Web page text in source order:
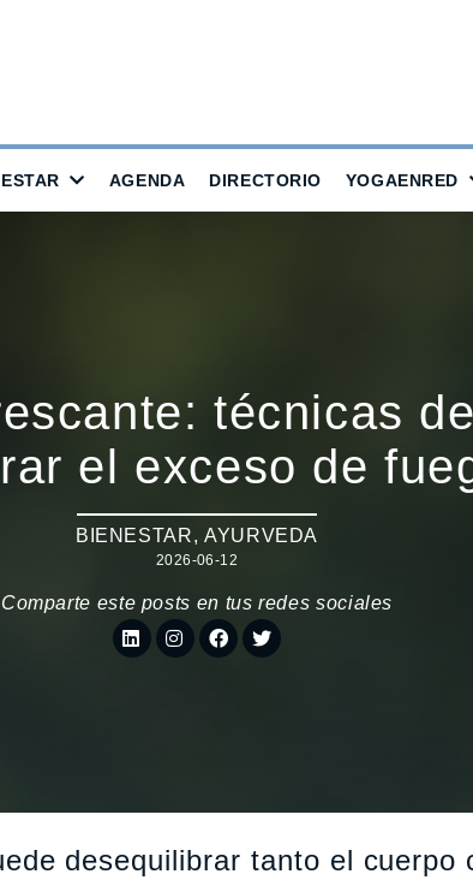
AGENDA DIRECTORIO YOGAENRED
técnicas
el exceso de
BIENESTAR, AYURVEDA
2026-06-12
Comparte este posts en tus redes sociales
desequilibrar tanto el cuerpo